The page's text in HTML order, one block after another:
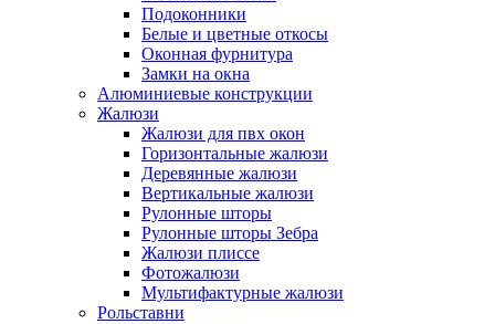
Подоконники
Белые и цветные откосы
Оконная фурнитура
Замки на окна
Алюминиевые конструкции
Жалюзи
Жалюзи для пвх окон
Горизонтальные жалюзи
Деревянные жалюзи
Вертикальные жалюзи
Рулонные шторы
Рулонные шторы Зебра
Жалюзи плиссе
Фотожалюзи
Мультифактурные жалюзи
Рольставни